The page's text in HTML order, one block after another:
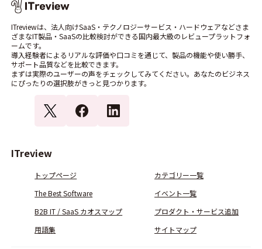
ITreviewは、法人向けSaaS・テクノロジーサービス・ハードウェアなどさま
ざまなIT製品・SaaSの比較検討ができる国内最大級のレビュープラットフォ
ームです。
導入経験者によるリアルな評価や口コミを通じて、製品の機能や使い勝手、
サポート品質などを比較できます。
まずは実際のユーザーの声をチェックしてみてください。あなたのビジネス
にぴったりの選択肢がきっと見つかります。
ITreview
トップページ
カテゴリー一覧
The Best Software
イベント一覧
B2B IT / SaaS カオスマップ
プロダクト・サービス追加
用語集
サイトマップ